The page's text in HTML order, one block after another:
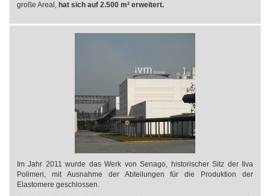
große Areal, hat sich auf 2.500 m² erweitert.
Im Jahr 2011 wurde das Werk von Senago, historischer Sitz der Ilva
Polimeri, mit Ausnahme der Abteilungen für die Produktion der
Elastomere geschlossen.